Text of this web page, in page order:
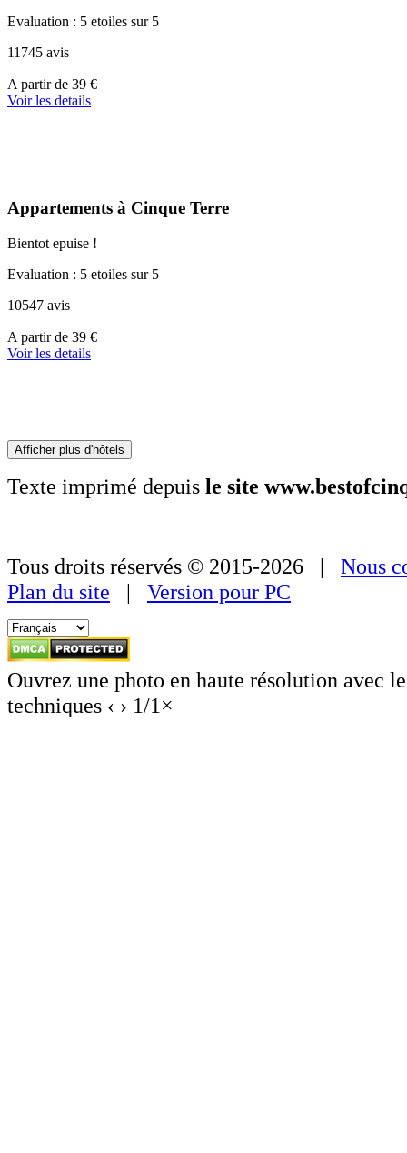
Evaluation : 5 etoiles sur 5
11745 avis
A
partir
A partir de 39 €
Voir les details
Appartements à Cinque Terre
Bientot epuise !
Evaluation : 5 etoiles sur 5
10547 avis
A
partir
A partir de 39 €
Voir les details
Afficher plus d'hôtels
Texte imprimé depuis le site
Tous droits réservés © 2015-2026 | Nous
Plan du site | Version pour PC
Ouvrez une photo en haute résolution avec
techniques ‹ › 1/1×